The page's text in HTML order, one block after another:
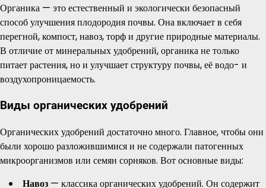
Органика — это естественный и экологически безопасный
способ улучшения плодородия почвы. Она включает в себя
перегной, компост, навоз, торф и другие природные материалы.
В отличие от минеральных удобрений, органика не только
питает растения, но и улучшает структуру почвы, её водо- и
воздухопроницаемость.
Виды органических удобрений
Органических удобрений достаточно много. Главное, чтобы они
были хорошо разложившимися и не содержали патогенных
микроорганизмов или семян сорняков. Вот основные виды:
Навоз — классика органических удобрений. Он содержит